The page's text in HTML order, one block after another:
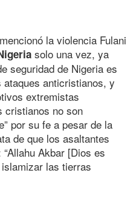
la violencia Fulani
solo una vez, ya
seguridad de Nigeria es
anticristianos, y
extremistas
cristianos no son
por su fe a pesar de la
de que los asaltantes
Akbar [Dios es
las tierras